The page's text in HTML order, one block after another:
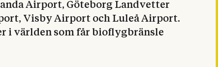
Airport, Göteborg Landvetter
Visby Airport och Luleå Airport.
i världen som får bioflygbränsle